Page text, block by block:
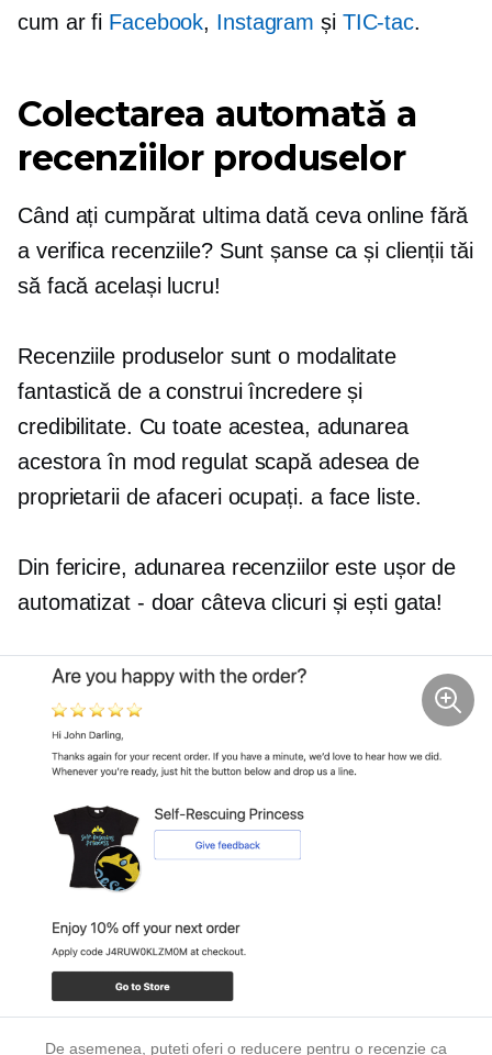
cum ar fi Facebook, Instagram și TIC-tac.
Colectarea automată a
recenziilor produselor
Când ați cumpărat ultima dată ceva online fără
a verifica recenziile? Sunt șanse ca și clienții tăi
să facă același lucru!
Recenziile produselor sunt o modalitate
fantastică de a construi încredere și
credibilitate. Cu toate acestea, adunarea
acestora în mod regulat scapă adesea de
proprietarii de afaceri ocupați. a face liste.
Din fericire, adunarea recenziilor este ușor de
automatizat - doar câteva clicuri și ești gata!
De asemenea, puteți oferi o reducere pentru o recenzie ca